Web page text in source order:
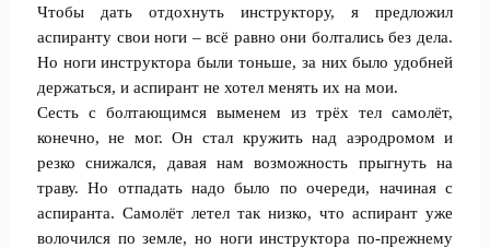
Чтобы дать отдохнуть инструктору, я предложил
аспиранту свои ноги – всё равно они болтались без дела.
Но ноги инструктора были тоньше, за них было удобней
держаться, и аспирант не хотел менять их на мои.
Сесть с болтающимся выменем из трёх тел самолёт,
конечно, не мог. Он стал кружить над аэродромом и
резко снижался, давая нам возможность прыгнуть на
траву. Но отпадать надо было по очереди, начиная с
аспиранта. Самолёт летел так низко, что аспирант уже
волочился по земле, но ноги инструктора по-прежнему